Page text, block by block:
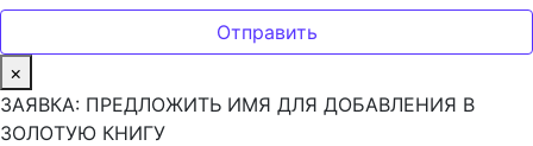
×
ЗАЯВКА: ПРЕДЛОЖИТЬ ИМЯ ДЛЯ ДОБАВЛЕНИЯ В
ЗОЛОТУЮ КНИГУ